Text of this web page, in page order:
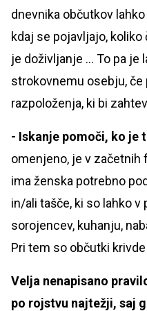
dnevnika občutkov
kdaj se pojavljajo,
je doživljanje ... To pa je
strokovnemu osebju,
razpoloženja, ki bi
- Iskanje pomoči, ko je
omenjeno, je v začetnih
ima ženska potrebno
in/ali tašče, ki so lahko v
sorojencev, kuhanju,
Pri tem so občutki
Velja nenapisano
po rojstvu najtežji, saj